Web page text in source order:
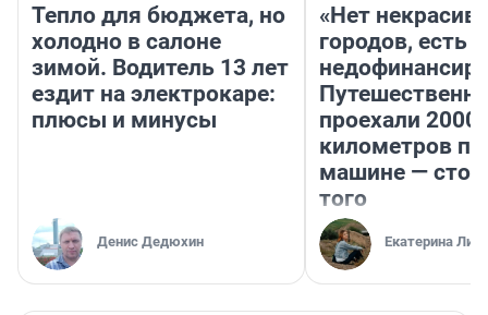
Тепло для бюджета, но
холодно в салоне
зимой. Водитель 13 лет
ездит на электрокаре:
плюсы и минусы
Денис Дедюхин
«Нет
городов, есть
проехали 2000
километров по
машине —
того
Екатерина